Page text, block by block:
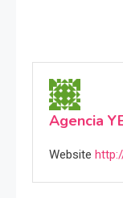
Agencia
Website